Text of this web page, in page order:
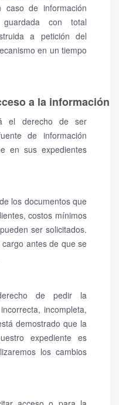
caso de información
con total
a petición del
en un tiempo
a la información
el derecho de ser
de información
en sus expedientes
los documentos que
costos mínimos
ser solicitados.
antes de que se
de pedir la
incompleta,
demostrado que la
expediente es
los cambios